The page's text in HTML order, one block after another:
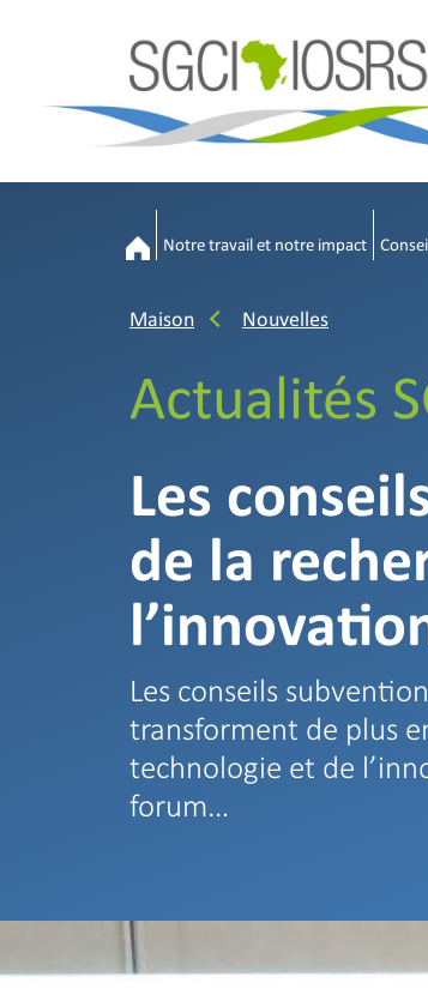
Notre travail et notre impact
Maison Nouvelles
Actualités
Les
de la
Les conseils
transforment de plus
technologie et de
forum…